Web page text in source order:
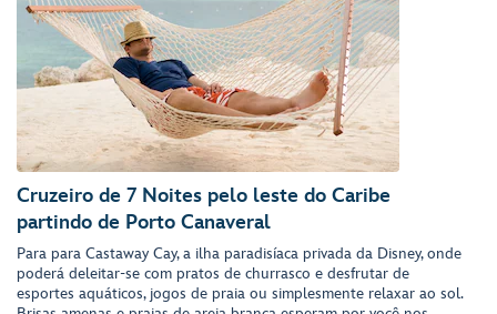
Cruzeiro de 7 Noites pelo leste do Caribe
partindo de Porto Canaveral
Para para Castaway Cay, a ilha paradisíaca privada da Disney, onde
poderá deleitar-se com pratos de churrasco e desfrutar de
esportes aquáticos, jogos de praia ou simplesmente relaxar ao sol.